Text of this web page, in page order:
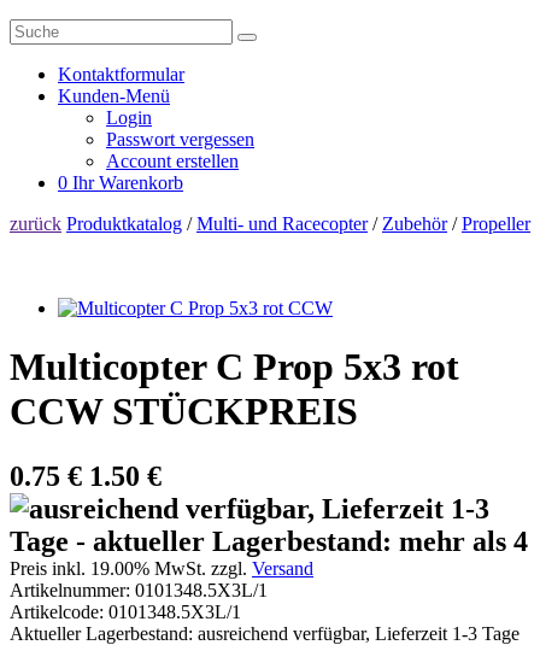
Kontaktformular
Kunden-Menü
Login
Passwort vergessen
Account erstellen
0 Ihr Warenkorb
zurück Produktkatalog /Multi- und Racecopter/ Zubehör/Propeller
Multicopter C Prop 5x3 rot
CCW STÜCKPREIS
0.75 € 1.50 €
Preis inkl. 19.00% MwSt. zzgl. Versand
Artikelnummer: 0101348.5X3L/1
Artikelcode: 0101348.5X3L/1
Aktueller Lagerbestand: ausreichend verfügbar, Lieferzeit 1-3 Tage